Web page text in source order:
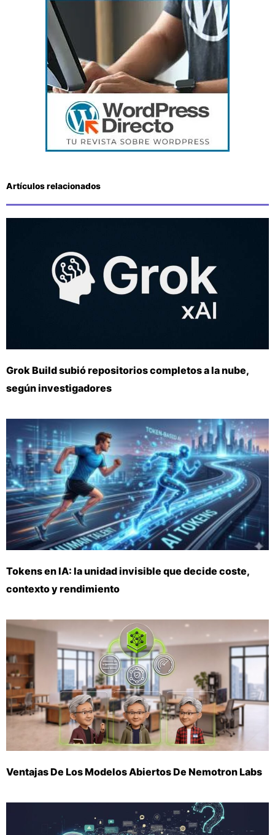
Artículos relacionados
Grok Build subió repositorios completos a la nube,
según investigadores
Tokens en IA: la unidad invisible que decide coste,
contexto y rendimiento
Ventajas De Los Modelos Abiertos De Nemotron Labs